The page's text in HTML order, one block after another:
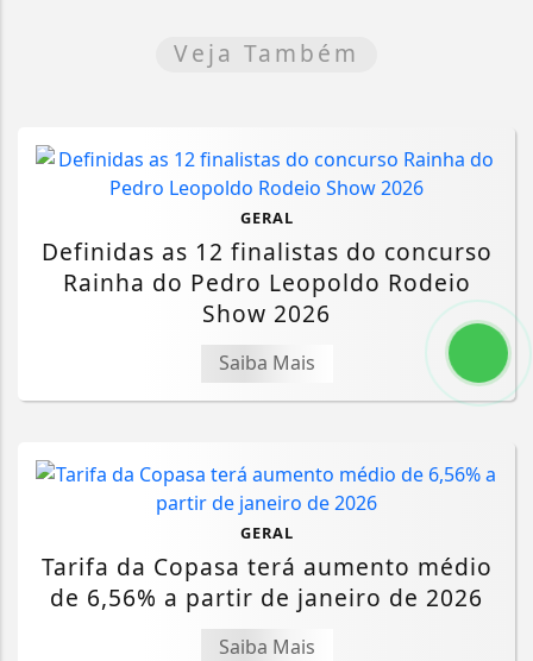
Veja Também
GERAL
Definidas as 12 finalistas do concurso
Rainha do Pedro Leopoldo Rodeio
Show 2026
Saiba Mais
GERAL
Tarifa da Copasa terá aumento médio
de 6,56% a partir de janeiro de 2026
Saiba Mais